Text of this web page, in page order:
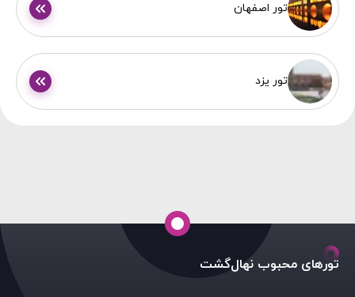
تور اصفهان
تور یزد
تورهای محبوب نهال‌گشت